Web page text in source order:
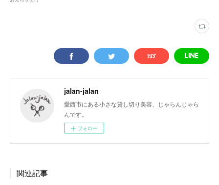
jalan-jalan
愛西市にある小さな貸し切り美容、じゃらんじゃら
んです。
フォロー
関連記事